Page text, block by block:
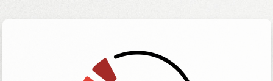
Acesso a